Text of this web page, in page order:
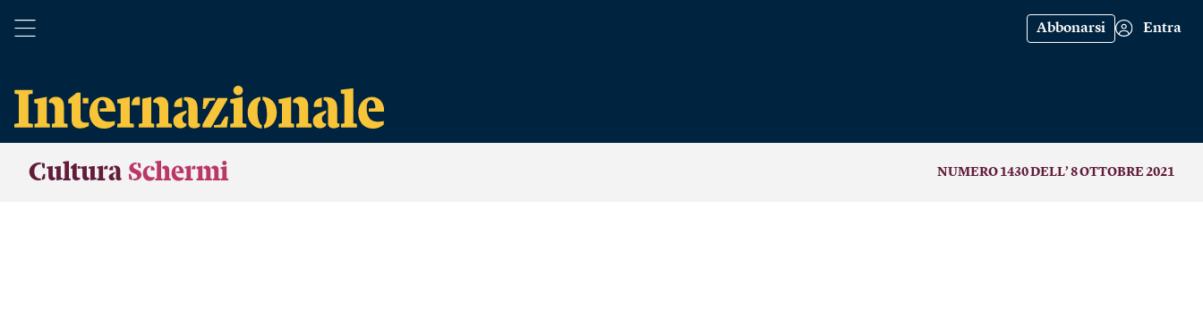
Abbonarsi Entra
Cultura Schermi NUMERO 1430 DELL’ 8 OTTOBRE 2021